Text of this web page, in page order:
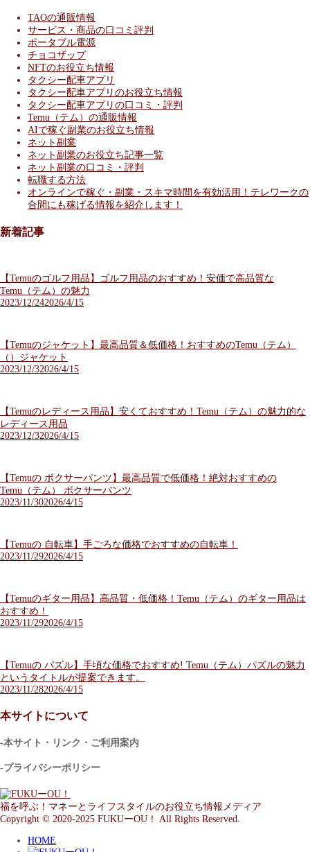
TAOの通販情報
サービス・商品の口コミ評判
ポータブル電源
チョコザップ
NFTのお役立ち情報
タクシー配車アプリ
タクシー配車アプリのお役立ち情報
タクシー配車アプリの口コミ・評判
Temu（テム）の通販情報
AIで稼ぐ副業のお役立ち情報
ネット副業
ネット副業のお役立ち記事一覧
ネット副業の口コミ・評判
転職する方法
オンラインで稼ぐ・副業・スキマ時間を有効活用！テレワークの
合間にも稼げる情報を紹介します！
新着記事
【Temuのゴルフ用品】ゴルフ用品のおすすめ！安価で高品質な
Temu（テム）の魅力
2023/12/242026/4/15
【Temuのジャケット】最高品質＆低価格！おすすめのTemu（テム）
（）ジャケット
2023/12/32026/4/15
【Temuのレディース用品】安くておすすめ！Temu（テム）の魅力的な
レディース用品
2023/12/32026/4/15
【Temuの ボクサーパンツ】最高品質で低価格！絶対おすすめの
Temu（テム） ボクサーパンツ
2023/11/302026/4/15
【Temuの 自転車】手ごろな価格でおすすめの自転車！
2023/11/292026/4/15
【Temuのギター用品】高品質・低価格！Temu（テム）のギター用品は
おすすめ！
2023/11/292026/4/15
【Temuの パズル】手頃な価格でおすすめ! Temu（テム）パズルの魅力
というタイトルが提案できます。
2023/11/282026/4/15
本サイトについて
-本サイト・リンク・ご利用案内
-プライバシーポリシー
福を呼ぶ！マネーとライフスタイルのお役立ち情報メディア
Copyright © 2020-2025 FUKUーOU！ All Rights Reserved.
HOME